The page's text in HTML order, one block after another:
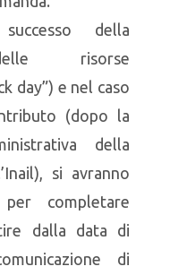
della
risorse
day”) e nel caso
(dopo la
della
si avranno
completare
dalla data di
di